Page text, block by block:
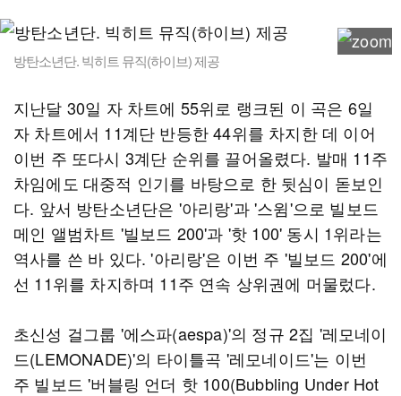
방탄소년단. 빅히트 뮤직(하이브) 제공
지난달 30일 자 차트에 55위로 랭크된 이 곡은 6일
자 차트에서 11계단 반등한 44위를 차지한 데 이어
이번 주 또다시 3계단 순위를 끌어올렸다. 발매 11주
차임에도 대중적 인기를 바탕으로 한 뒷심이 돋보인
다. 앞서 방탄소년단은 '아리랑'과 '스윔'으로 빌보드
메인 앨범차트 '빌보드 200'과 '핫 100' 동시 1위라는
역사를 쓴 바 있다. '아리랑'은 이번 주 '빌보드 200'에
선 11위를 차지하며 11주 연속 상위권에 머물렀다.
초신성 걸그룹 '에스파(aespa)'의 정규 2집 '레모네이
드(LEMONADE)'의 타이틀곡 '레모네이드'는 이번
주 빌보드 '버블링 언더 핫 100(Bubbling Under Hot